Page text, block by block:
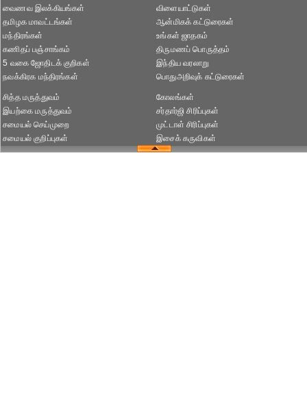
வைணவ இலக்கியங்கள்
தமிழக மாவட்டங்கள்
விளையாட்டுகள்
ஆன்மிகக் கட்டுரைகள்
மந்திரங்கள்
கணிதப் பஞ்சாங்கம்
5 வகை ஜோதிடக் குறிகள்
நவக்கிரக மந்திரங்கள்
உங்கள் ஜாதகம்
திருமணப் பொருத்தம்
இந்திய வரலாறு
பொதுஅறிவுக் கட்டுரைகள்
சித்த மருத்துவம்
இயற்கை மருத்துவம்
சமையல் செய்முறை
சமையல் குறிப்புகள்
கோலங்கள்
சர்தார்ஜி சிரிப்புகள்
முட்டாள் சிரிப்புகள்
இசைக் கருவிகள்